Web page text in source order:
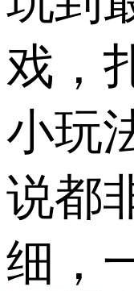
戏，
小玩
说都
细，